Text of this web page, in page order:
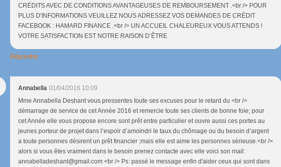
CRÉDITS AVEC DE CONDITIONS AVANTAGEUSES DE REMBOURSEMENT .<br /> POUR
PLUS D'INFORMATIONS VEUILLEZ NOUS ADRESSEZ VOS DEMANDES DE CRÉDIT
FACEBOOK : HAMARD FINANCE .<br /> UN ACCUEIL CHALEUREUX VOUS ATTENDS !
VOTRE SATISFACTION EST NOTRE RAISON D’ÊTRE
Répondre
Annabella 01/04/2016 10:09
Mme Annabella Deshant vous pressentes toute ses excuses pour le retard du <br />
démarrage de service de cet Année 2016 et remercie toute ses clients de bonne foie; pour
cet Année elle vous propose encore sont prêt entre particulier et ouvre aussi ces portes au
jeunes porteur de projet dans l’espoir d’amoindri le taux du chômage ou du besoin d’argent
a toute personnes désirent un prêt financier ;mais elle est aime les personnes sérieuse.<br />
alors si vous êtes vraiment dans le besoin prenez contacte avec elle voici son mail:
annabelladeshant@gmail.com <br /> Ps: passé le message enfin d'aider ceux qui sont dans